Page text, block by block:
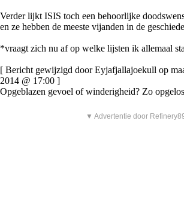
Verder lijkt ISIS toch een behoorlijke
en ze hebben de meeste vijanden in de
*vraagt zich nu af op welke lijsten ik allemaal sta
[ Bericht gewijzigd door Eyjafjallajoekull op
2014 @ 17:00 ]
Opgeblazen gevoel of winderigheid? Zo
▼ Advertentie door